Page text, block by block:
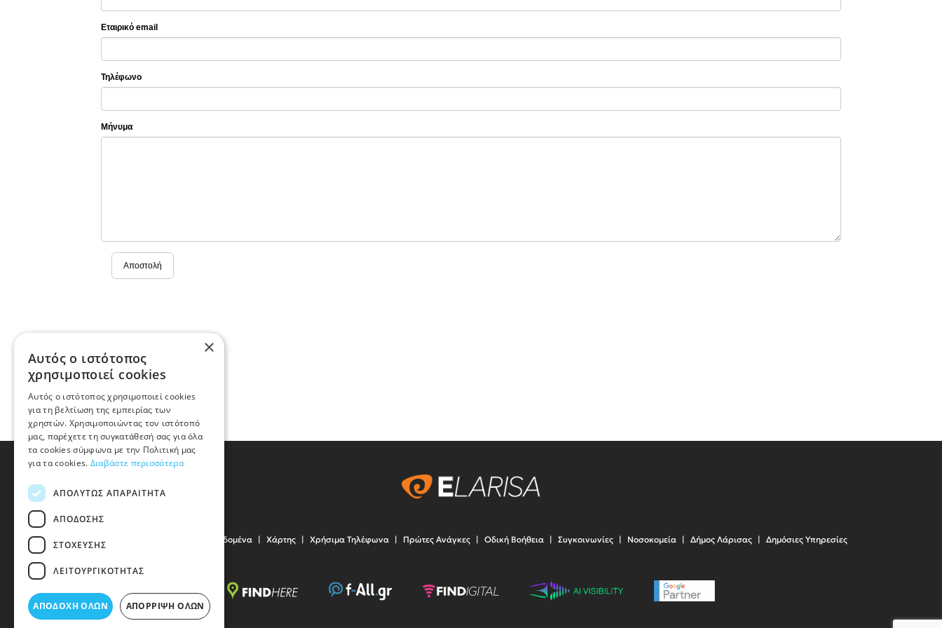
Εταιρικό email
Τηλέφωνο
Μήνυμα
Αποστολή
Όροι Χρήσης Προσωπικά Δεδομένα Χάρτης Χρήσιμα Τηλέφωνα Πρώτες Ανάγκες Οδική Βοήθεια Συγκοινωνίες Νοσοκομεία Δήμος Λάρισας Δημόσιες Υπηρεσίες
×
Αυτός ο ιστότοπος
χρησιμοποιεί cookies
Αυτός ο ιστότοπος χρησιμοποιεί cookies
για τη βελτίωση της εμπειρίας των
χρηστών. Χρησιμοποιώντας τον ιστότοπό
μας, παρέχετε τη συγκατάθεσή σας για όλα
τα cookies σύμφωνα με την Πολιτική μας
για τα cookies. Διαβάστε περισσότερα
ΑΠΟΛΎΤΩΣ ΑΠΑΡΑΊΤΗΤΑ
ΑΠΌΔΟΣΗΣ
ΣΤΌΧΕΥΣΗΣ
ΛΕΙΤΟΥΡΓΙΚΌΤΗΤΑΣ
ΑΠΟΔΟΧΉ ΌΛΩΝ ΑΠΌΡΡΙΨΗ ΌΛΩΝ